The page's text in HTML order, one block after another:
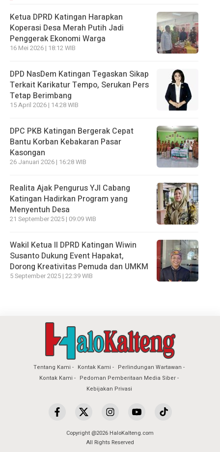
Ketua DPRD Katingan Harapkan
Koperasi Desa Merah Putih Jadi
Penggerak Ekonomi Warga
16 Mei 2026 | 18:12 WIB
DPD NasDem Katingan Tegaskan Sikap
Terkait Karikatur Tempo, Serukan Pers
Tetap Berimbang
15 April 2026 | 14:28 WIB
DPC PKB Katingan Bergerak Cepat
Bantu Korban Kebakaran Pasar
Kasongan
26 Januari 2026 | 16:28 WIB
Realita Ajak Pengurus YJI Cabang
Katingan Hadirkan Program yang
Menyentuh Desa
21 September 2025 | 09:09 WIB
Wakil Ketua II DPRD Katingan Wiwin
Susanto Dukung Event Hapakat,
Dorong Kreativitas Pemuda dan UMKM
5 September 2025 | 22:39 WIB
Tentang Kami Kontak Kami
Perlindungan Wartawan
Kontak Kami
Pedoman Pemberitaan Media Siber
Kebijakan Privasi
Copyright @2026 HaloKalteng.com
All Rights Reserved